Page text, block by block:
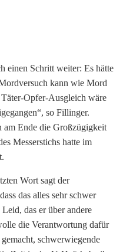
einen Schritt weiter: Es hätte
kann wie Mord
Opfer-Ausgleich wäre
so Fillinger.
am Ende die Großzügigkeit
Messerstichs hatte im
Wort sagt der
das alles sehr schwer
das er über andere
die Verantwortung dafür
schwerwiegende